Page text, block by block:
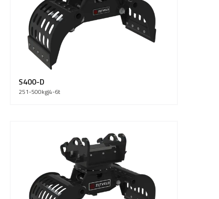
S400-D
251-500kg|4-6t